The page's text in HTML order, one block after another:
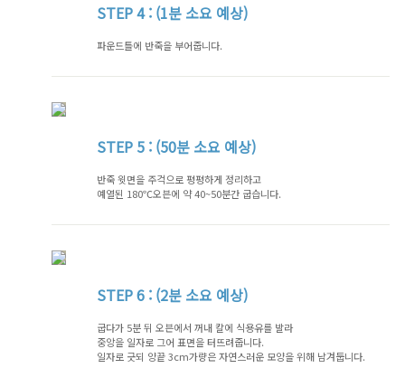
STEP4 : (1분 소요 예상)
파운드틀에 반죽을 부어줍니다.
STEP5 : (50분 소요 예상)
반죽 윗면을 주걱으로 평평하게 정리하고
예열된 180℃오븐에 약 40~50분간 굽습니다.
STEP6 : (2분 소요 예상)
굽다가 5분 뒤 오븐에서 꺼내 칼에 식용유를 발라
중앙을 일자로 그어 표면을 터뜨려줍니다.
일자로 긋되 양끝 3cm가량은 자연스러운 모양을 위해 남겨둡니다.